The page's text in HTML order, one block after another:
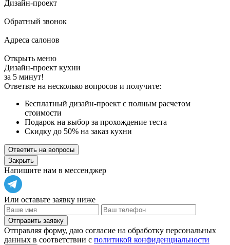
Дизайн-проект
Обратный звонок
Адреса салонов
Открыть меню
Дизайн-проект кухни
за 5 минут!
Ответьте на несколько вопросов и получите:
Бесплатный дизайн-проект с полным расчетом
стоимости
Подарок на выбор за прохождение теста
Скидку до 50% на заказ кухни
Ответить на вопросы
Закрыть
Напишите нам в мессенджер
Или оставьте заявку ниже
Отправить заявку
Отправляя форму, даю согласие на обработку персональных
данных в соответствии с политикой конфиденциальности